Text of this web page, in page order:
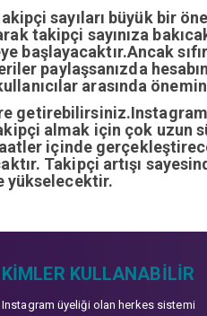
sayıları büyük bir
takipçi sayınıza
paylaşsanızda
arasında
almak için çok
içinde
Takipçi artışı
yükselecektir.
KIMLER KULLANABILIR
Instagram üyeliği olan herkes sistemi